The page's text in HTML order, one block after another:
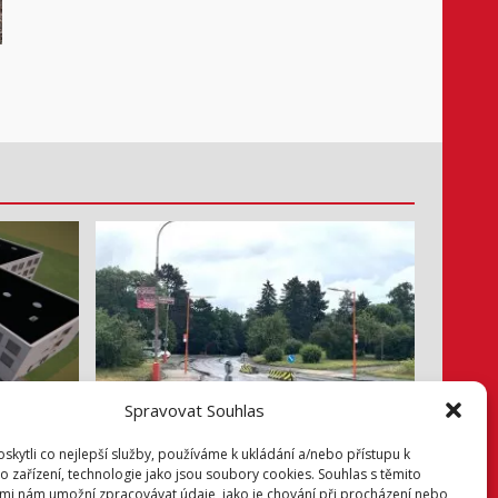
Spravovat Souhlas
co nejlepší služby, používáme k ukládání a/nebo přístupu k
zařízení, technologie jako jsou soubory cookies. Souhlas s těmito
nám umožní zpracovávat údaje, jako je chování při procházení nebo
Bezpečněji přes Lidickou
3. 8. 2026